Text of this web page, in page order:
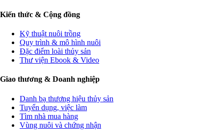
Kiến thức & Cộng đồng
Kỹ thuật nuôi trồng
Quy trình & mô hình nuôi
Đặc điểm loài thủy sản
Thư viện Ebook & Video
Giao thương & Doanh nghiệp
Danh bạ thương hiệu thủy sản
Tuyển dụng, việc làm
Tìm nhà mua hàng
Vùng nuôi và chứng nhận